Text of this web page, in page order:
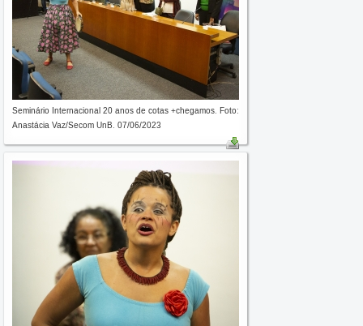
Seminário Internacional 20 anos de cotas +chegamos. Foto:
Anastácia Vaz/Secom UnB. 07/06/2023